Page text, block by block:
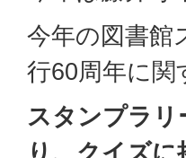
今年の図書館
行60周年に
スタンプラリ
り、クイズ